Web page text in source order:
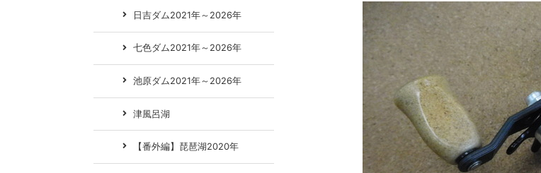
日吉ダム2021年～2026年
七色ダム2021年～2026年
池原ダム2021年～2026年
津風呂湖
【番外編】琵琶湖2020年